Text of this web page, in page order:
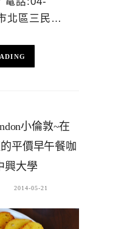
北區三民…
小倫敦~在
平價早午餐咖
興大學
2014-05-21